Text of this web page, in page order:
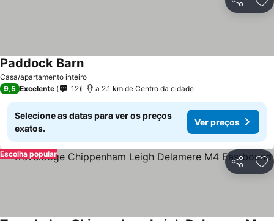
Partilhar
Casa/apartamento inteiro
Paddock Barn
9,5 Excelente 12 a 2.1 km de Centro da cidade
Selecione as datas para ver os preços
exatos.
Ver preços
Partilhar
Escolha popular